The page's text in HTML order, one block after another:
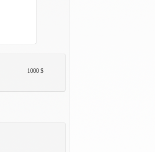
1000 $